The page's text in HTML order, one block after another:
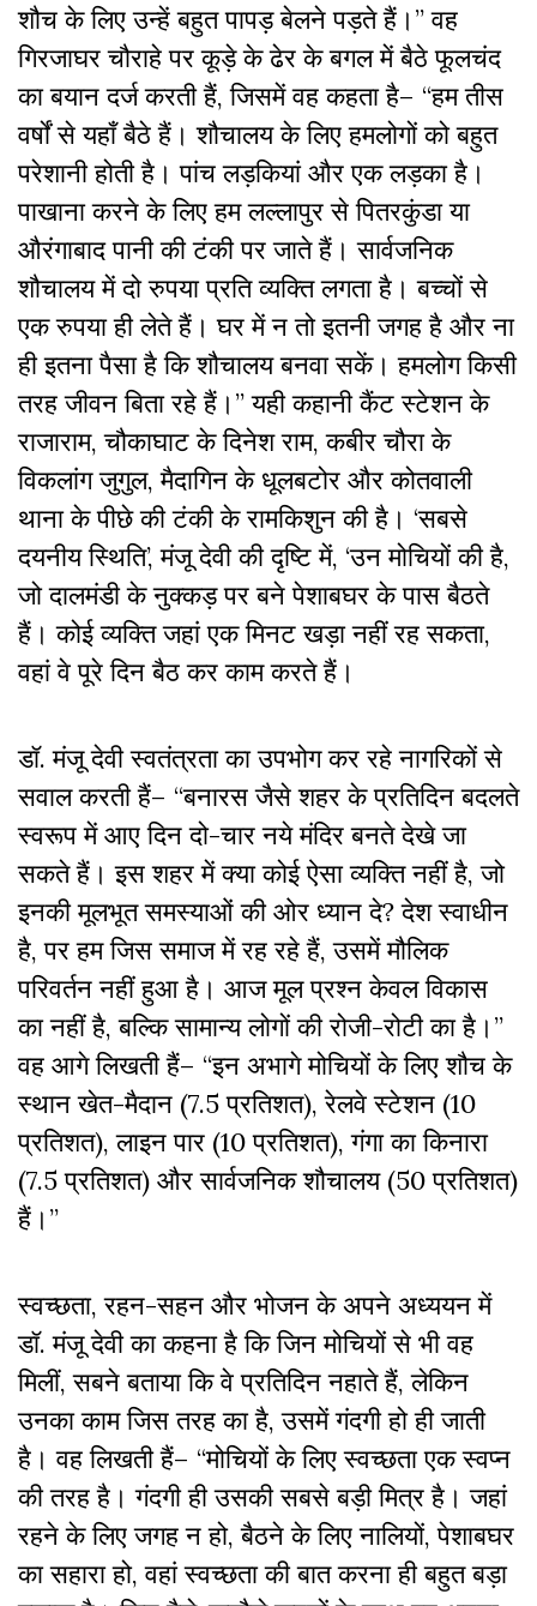
शौच के लिए उन्हें बहुत पापड़ बेलने पड़ते हैं।” वह
गिरजाघर चौराहे पर कूड़े के ढेर के बगल में बैठे फूलचंद
का बयान दर्ज करती हैं, जिसमें वह कहता है– “हम तीस
वर्षों से यहाँ बैठे हैं। शौचालय के लिए हमलोगों को बहुत
परेशानी होती है। पांच लड़कियां और एक लड़का है।
पाखाना करने के लिए हम लल्लापुर से पितरकुंडा या
औरंगाबाद पानी की टंकी पर जाते हैं। सार्वजनिक
शौचालय में दो रुपया प्रति व्यक्ति लगता है। बच्चों से
एक रुपया ही लेते हैं। घर में न तो इतनी जगह है और ना
ही इतना पैसा है कि शौचालय बनवा सकें। हमलोग किसी
तरह जीवन बिता रहे हैं।” यही कहानी कैंट स्टेशन के
राजाराम, चौकाघाट के दिनेश राम, कबीर चौरा के
विकलांग जुगुल, मैदागिन के धूलबटोर और कोतवाली
थाना के पीछे की टंकी के रामकिशुन की है। ‘सबसे
दयनीय स्थिति’, मंजू देवी की दृष्टि में, ‘उन मोचियों की है,
जो दालमंडी के नुक्कड़ पर बने पेशाबघर के पास बैठते
हैं। कोई व्यक्ति जहां एक मिनट खड़ा नहीं रह सकता,
वहां वे पूरे दिन बैठ कर काम करते हैं।
डॉ. मंजू देवी स्वतंत्रता का उपभोग कर रहे नागरिकों से
सवाल करती हैं– “बनारस जैसे शहर के प्रतिदिन बदलते
स्वरूप में आए दिन दो-चार नये मंदिर बनते देखे जा
सकते हैं। इस शहर में क्या कोई ऐसा व्यक्ति नहीं है, जो
इनकी मूलभूत समस्याओं की ओर ध्यान दे? देश स्वाधीन
है, पर हम जिस समाज में रह रहे हैं, उसमें मौलिक
परिवर्तन नहीं हुआ है। आज मूल प्रश्न केवल विकास
का नहीं है, बल्कि सामान्य लोगों की रोजी-रोटी का है।”
वह आगे लिखती हैं– “इन अभागे मोचियों के लिए शौच के
स्थान खेत-मैदान (7.5 प्रतिशत), रेलवे स्टेशन (10
प्रतिशत), लाइन पार (10 प्रतिशत), गंगा का किनारा
(7.5 प्रतिशत) और सार्वजनिक शौचालय (50 प्रतिशत)
हैं।”
स्वच्छता, रहन-सहन और भोजन के अपने अध्ययन में
डॉ. मंजू देवी का कहना है कि जिन मोचियों से भी वह
मिलीं, सबने बताया कि वे प्रतिदिन नहाते हैं, लेकिन
उनका काम जिस तरह का है, उसमें गंदगी हो ही जाती
है। वह लिखती हैं– “मोचियों के लिए स्वच्छता एक स्वप्न
की तरह है। गंदगी ही उसकी सबसे बड़ी मित्र है। जहां
रहने के लिए जगह न हो, बैठने के लिए नालियों, पेशाबघर
का सहारा हो, वहां स्वच्छता की बात करना ही बहुत बड़ा